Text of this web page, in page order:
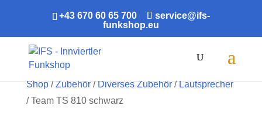
+43 670 60 65 700
service@ifs-
funkshop.eu
Shop/Zubehör/Diverses Zubehör/Lautsprecher
/ Team TS 810 schwarz